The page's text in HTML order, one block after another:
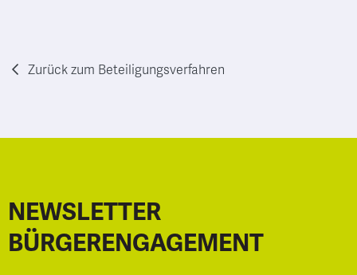
Zurück zum Beteiligungsverfahren
NEWSLETTER
BÜRGERENGAGEMENT